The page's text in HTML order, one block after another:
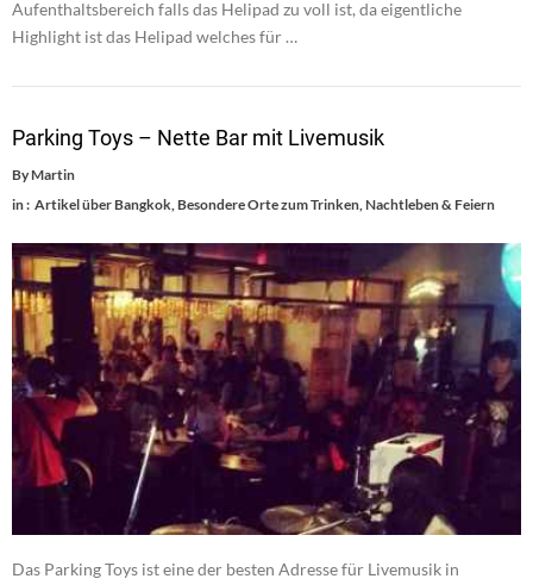
Aufenthaltsbereich falls das Helipad zu voll ist, da eigentliche
Highlight ist das Helipad welches für …
Parking Toys – Nette Bar mit Livemusik
ByMartin
in : Artikel über Bangkok,Besondere Orte zum Trinken,Nachtleben & Feiern
Das Parking Toys ist eine der besten Adresse für Livemusik in